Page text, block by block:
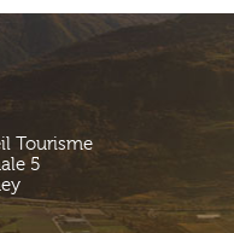
Tourisme
5